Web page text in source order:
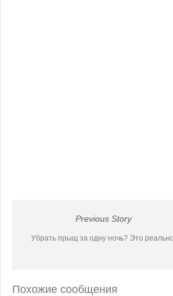
Previous Story
Убрать прыщ за одну ночь? Это
Похожие сообщения